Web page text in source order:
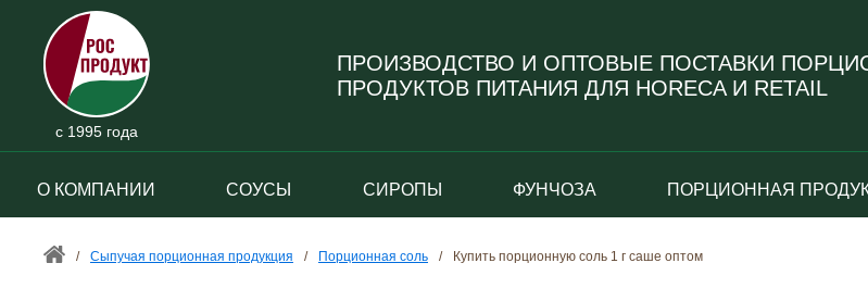
с 1995 года
ПРОИЗВОДСТВО И ОПТОВЫЕ ПОСТАВКИ
ПРОДУКТОВ ПИТАНИЯ ДЛЯ HORECA И RETAIL
О КОМПАНИИ СОУСЫ СИРОПЫ ФУНЧОЗА ПОРЦИОННАЯ
/ Сыпучая порционная продукция / Порционная соль / Купить порционную соль 1 г саше оптом